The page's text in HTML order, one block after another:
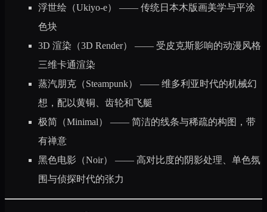
浮世绘（Ukiyo-e）
—— 传统日本木版画美学与平涂
色块
3D 渲染（3D Render）
—— 受皮克斯影响的动漫风格
三维卡通渲染
蒸汽朋克（Steampunk）
—— 维多利亚时代的机械幻
想，配以黄铜、齿轮和飞艇
极简（Minimal）
—— 简洁的线条与稀疏的构图，带
有禅意
黑色电影（Noir）
—— 高对比度的阴影处理、单色氛
围与侦探时代的张力